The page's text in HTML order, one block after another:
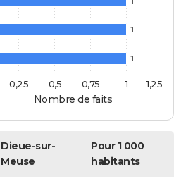
Nombre de faits
1
1
1
0,25 0,5 0,75 1,25
Dieue-sur-
Meuse
Pour 1 000
habitants